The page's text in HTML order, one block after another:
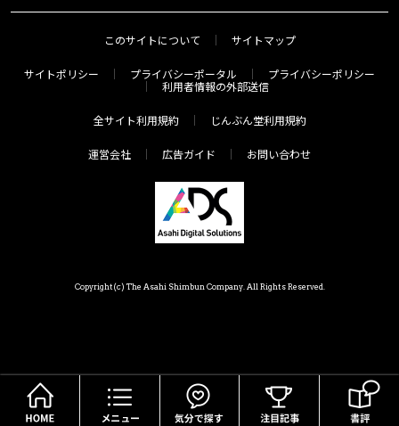
このサイトについて サイトマップ
サイトポリシー プライバシーポータル
プライバシーポリシー
利用者情報の外部送信
全サイト利用規約 じんぶん堂利用規約
運営会社 広告ガイド お問い合わせ
Copyright(c) The Asahi Shimbun Company. All Rights Reserved.